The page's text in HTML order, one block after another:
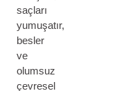
saçları
yumuşatır,
besler
ve
olumsuz
çevresel